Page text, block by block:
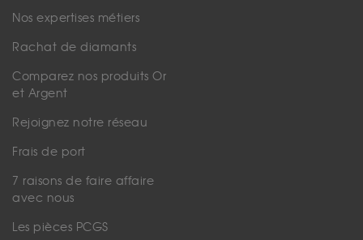
Nos expertises métiers
Rachat de diamants
Comparez nos produits Or
et Argent
Rejoignez notre réseau
Frais de port
7 raisons de faire affaire
avec nous
Les pièces PCGS